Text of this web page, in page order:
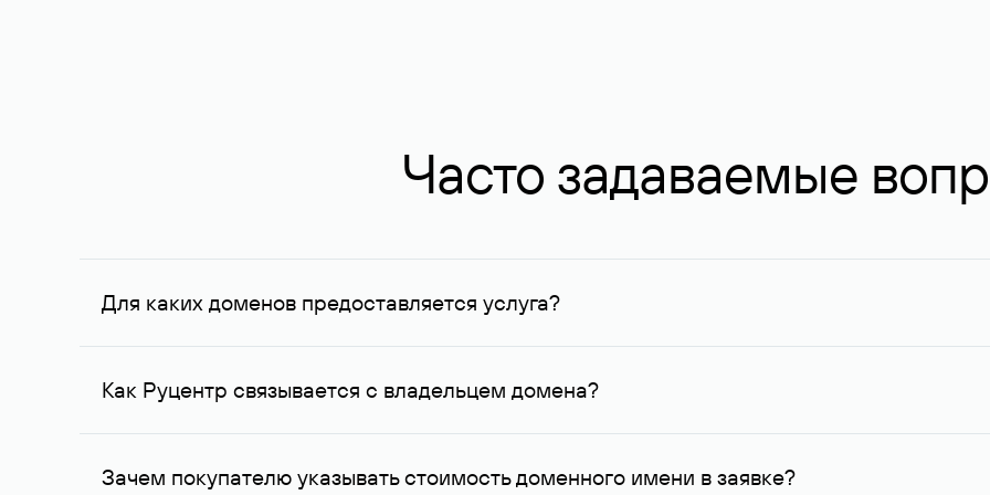
Часто задаваемые
Для каких доменов предоставляется услуга?
Услуга доступна для доменов, зарегистрированных в Руцентре и у других регистраторов. Для доменов,
Как Руцентр связывается с владельцем домена?
Для связи с владельцем домена используются его контактные данные, доступные Руцентру.
Зачем покупателю указывать стоимость доменного имени в заявке?